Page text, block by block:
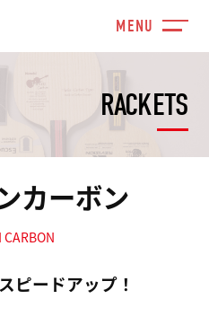
RACKETS
カーボン
CARBON
ピードアップ！